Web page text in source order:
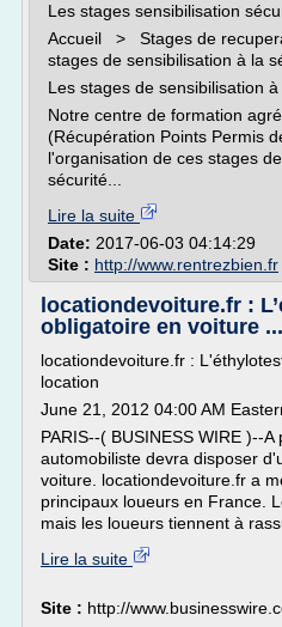
Les stages sensibilisation
Accueil > Stages de
stages de sensibilisation à la
Les stages de sensibilisation
Notre centre de formation
(Récupération Points Permis
l'organisation de ces stages
sécurité...
Lire la suite
Date: 2017-06-03 04:14:29
Site : http://www.rentrezbien.fr
locationdevoiture.fr :
obligatoire en voiture ...
locationdevoiture.fr :
location
June 21, 2012 04:00 AM
PARIS--( BUSINESS WIRE )--
automobiliste devra disposer
voiture. locationdevoiture.fr a
principaux loueurs en France.
mais les loueurs tiennent à
Lire la suite
Site : http://